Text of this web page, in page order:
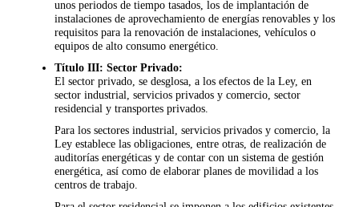
unos periodos de tiempo tasados, los de implantación de
instalaciones de aprovechamiento de energías renovables y los
requisitos para la renovación de instalaciones, vehículos o
equipos de alto consumo energético.
Título III: Sector Privado:
El sector privado, se desglosa, a los efectos de la Ley, en
sector industrial, servicios privados y comercio, sector
residencial y transportes privados.
Para los sectores industrial, servicios privados y comercio, la
Ley establece las obligaciones, entre otras, de realización de
auditorías energéticas y de contar con un sistema de gestión
energética, así como de elaborar planes de movilidad a los
centros de trabajo.